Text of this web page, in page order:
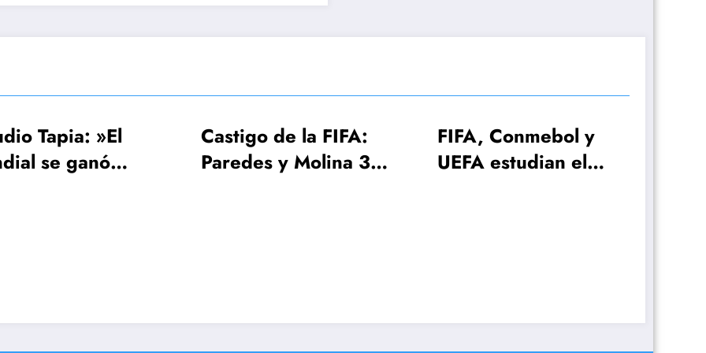
Castigo de la FIFA:
Paredes y Molina 3
FIFA, Conmebol y
UEFA estudian el
26 jugadores